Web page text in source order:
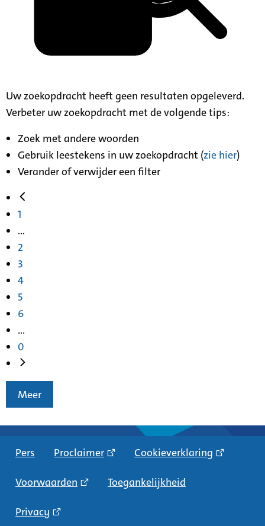
Uw zoekopdracht heeft geen resultaten opgeleverd.
Verbeter uw zoekopdracht met de volgende tips:
Zoek met andere woorden
Gebruik leestekens in uw zoekopdracht (zie hier)
Verander of verwijder een filter
1
...
2
3
4
5
6
...
0
Meer
Pers Proclaimer Cookieverklaring
Voorwaarden Toegankelijkheid
Privacy